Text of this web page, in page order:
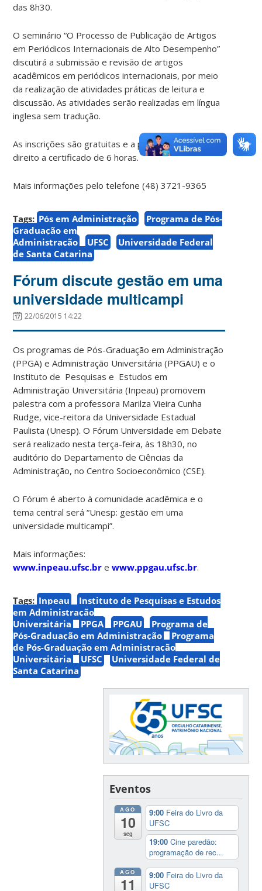
das 8h30.
O seminário “O Processo de Publicação de Artigos
em Periódicos Internacionais de Alto Desempenho”
discutirá a submissão e revisão de artigos
acadêmicos em periódicos internacionais, por meio
da realização de atividades práticas de leitura e
discussão. As atividades serão realizadas em língua
inglesa sem tradução.
As inscrições são gratuitas e a participação dá
direito a certificado de 6 horas.
Mais informações pelo telefone (48) 3721-9365
Tags: Pós em Administração
Programa de Pós-
Graduação em
Administração
UFSC
Universidade Federal
de Santa Catarina
Fórum discute gestão em uma
universidade multicampi
22/06/2015 14:22
Os programas de Pós-Graduação em Administração
(PPGA) e Administração Universitária (PPGAU) e o
Instituto de Pesquisas e Estudos em
Administração Universitária (Inpeau) promovem
palestra com a professora Marilza Vieira Cunha
Rudge, vice-reitora da Universidade Estadual
Paulista (Unesp). O Fórum Universidade em Debate
será realizado nesta terça-feira, às 18h30, no
auditório do Departamento de Ciências da
Administração, no Centro Socioeconômico (CSE).
O Fórum é aberto à comunidade acadêmica e o
tema central será “Unesp: gestão em uma
universidade multicampi”.
Mais informações:
www.inpeau.ufsc.br ewww.ppgau.ufsc.br.
Tags: Inpeau
Instituto de Pesquisas e Estudos
em Administração
Universitária
PPGA PPGAU
Programa de
Pós-Graduação em Administração
Programa
de Pós-Graduação em Administração
Universitária
UFSC
Universidade Federal de
Santa Catarina
Eventos
AGO
10
seg
9:00 Feira do Livro da
UFSC
19:00Cine paredão:
programação de rec...
AGO
11
9:00 Feira do Livro da
UFSC